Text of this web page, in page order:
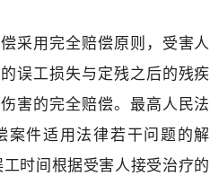
采用完全赔偿原则，受害人
误工损失与定残之后的残疾
害的完全赔偿。最高人民法
案件适用法律若干问题的解
时间根据受害人接受治疗的